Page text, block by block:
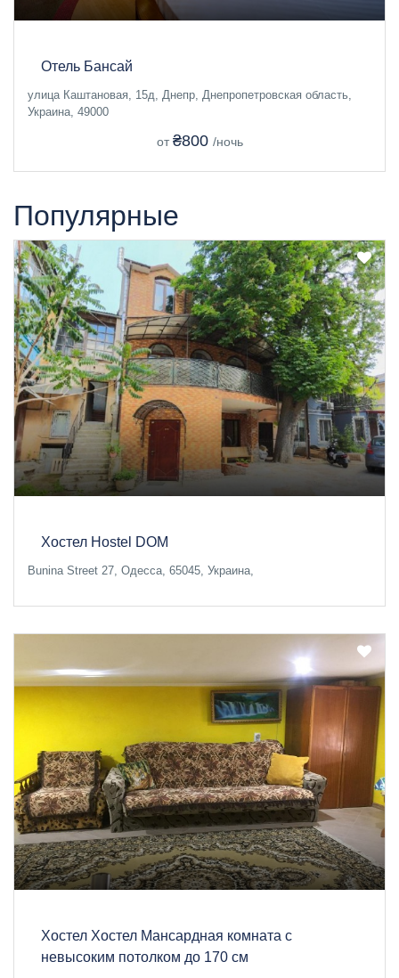
Отель Бансай
улица Каштановая, 15д, Днепр, Днепропетровская область,
Украина, 49000
от ₴800 /ночь
Популярные
Хостел Hostel DOM
Bunina Street 27, Одесса, 65045, Украина,
Хостел Хостел Мансардная комната с
невысоким потолком до 170 см